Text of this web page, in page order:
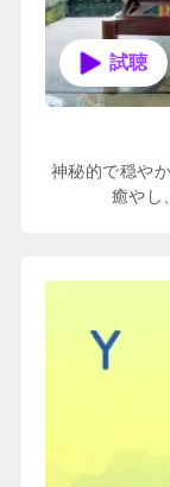
神秘的で穏や
癒やし